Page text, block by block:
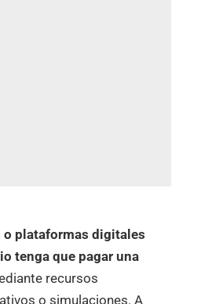
plataformas digitales
tenga que pagar una
recursos
o simulaciones. A